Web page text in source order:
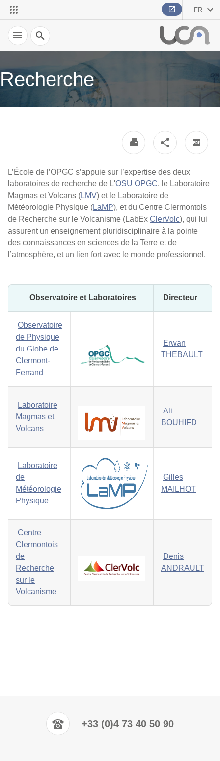
FR
Recherche
Recherche
L’École de l’OPGC s’appuie sur l’expertise des deux
laboratoires de recherche de L'OSU OPGC, le Laboratoire
Magmas et Volcans (LMV) et le Laboratoire de
Météorologie Physique (LaMP), et du Centre Clermontois
de Recherche sur le Volcanisme (LabEx ClerVolc), qui lui
assurent un enseignement pluridisciplinaire à la pointe
des connaissances en sciences de la Terre et de
l’atmosphère, et un lien fort avec le monde professionnel.
Observatoire et Laboratoires Directeur
Observatoire
de Physique
du Globe de
Clermont-
Ferrand
Erwan
THEBAULT
Laboratoire
Magmas et
Volcans
Ali
BOUHIFD
Laboratoire
de
Météorologie
Physique
Gilles
MAILHOT
Centre
Clermontois
de
Recherche
sur le
Volcanisme
Denis
ANDRAULT
+33 (0)4 73 40 50 90